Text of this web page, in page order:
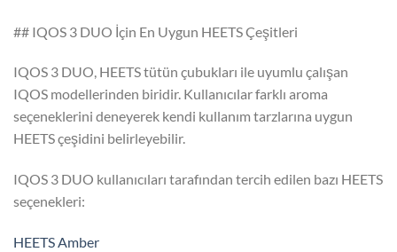
## IQOS 3 DUO İçin En Uygun HEETS Çeşitleri
IQOS 3 DUO, HEETS tütün çubukları ile uyumlu çalışan
IQOS modellerinden biridir. Kullanıcılar farklı aroma
seçeneklerini deneyerek kendi kullanım tarzlarına uygun
HEETS çeşidini belirleyebilir.
IQOS 3 DUO kullanıcıları tarafından tercih edilen bazı HEETS
seçenekleri:
HEETS Amber